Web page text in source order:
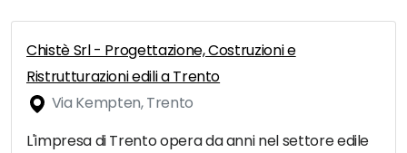
Chistè Srl - Progettazione, Costruzioni e
Ristrutturazioni edili a Trento
Via Kempten, Trento
L'impresa di Trento opera da anni nel settore edile